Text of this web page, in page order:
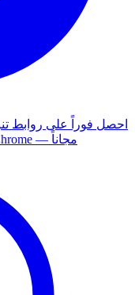
أضف إلى Chrome — مجاناً